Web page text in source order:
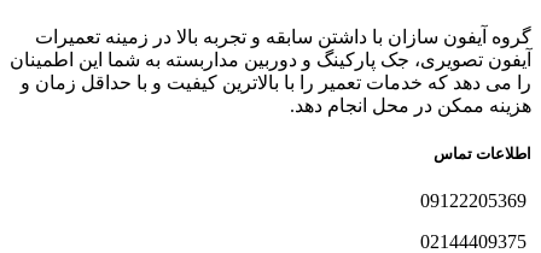
گروه آیفون سازان با داشتن سابقه و تجربه بالا در زمینه تعمیرات
آیفون تصویری، جک پارکینگ و دوربین مداربسته به شما این اطمینان
را می دهد که خدمات تعمیر را با بالاترین کیفیت و با حداقل زمان و
هزینه ممکن در محل انجام دهد.
اطلاعات تماس